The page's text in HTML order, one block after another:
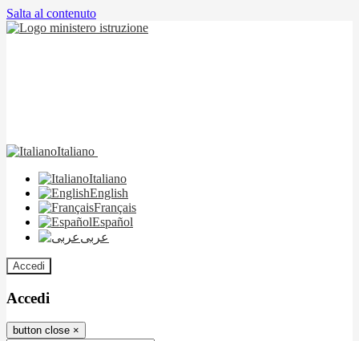
Salta al contenuto
Italiano
Italiano
English
Français
Español
عربى
Accedi
Accedi
button close ×